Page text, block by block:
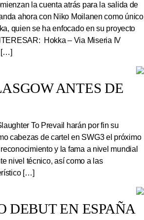
la cuenta atrás para la salida de
ahora con Niko Moilanen como único
quien se ha enfocado en su proyecto
Hokka – Via Miseria IV
[…]
ANTES DE
To Prevail harán por fin su
cabezas de cartel en SWG3 el próximo
y la fama a nivel mundial
nivel técnico, así como a las
[…]
DEBUT EN ESPAÑA